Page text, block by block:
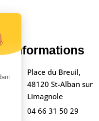
Informations
Place du Breuil,
48120 St-Alban sur
Limagnole
04 66 31 50 29